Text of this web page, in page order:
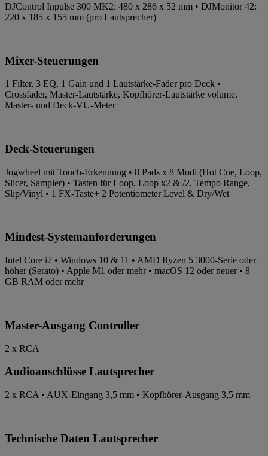
DJControl Inpulse 300 MK2: 480 x 286 x 52 mm • DJMonitor 42:
220 x 185 x 155 mm (pro Lautsprecher)
Mixer-Steuerungen
1 Filter, 3 EQ, 1 Gain und 1 Lautstärke-Fader pro Deck •
Crossfader, Master-Lautstärke, Kopfhörer-Lautstärke volume,
Master- und Deck-VU-Meter
Deck-Steuerungen
Jogwheel mit Touch-Erkennung • 8 Pads x 8 Modi (Hot Cue, Loop,
Slicer, Sampler) • Tasten für Loop, Loop x2 & /2, Tempo Range,
Slip/Vinyl • 1 FX-Taste+ 2 Potentiometer Level & Dry/Wet
Mindest-Systemanforderungen
Intel Core i7 • Windows 10 & 11 • AMD Ryzen 5 3000-Serie oder
höher (Serato) • Apple M1 oder mehr • macOS 12 oder neuer • 8
GB RAM oder mehr
Master-Ausgang Controller
2 x RCA
Audioanschlüsse Lautsprecher
2 x RCA • AUX-Eingang 3,5 mm • Kopfhörer-Ausgang 3,5 mm
Technische Daten Lautsprecher